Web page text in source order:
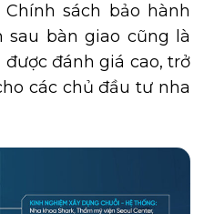
sách bảo hành
sau bàn giao cũng là
đánh giá cao, trở
các chủ đầu tư nha